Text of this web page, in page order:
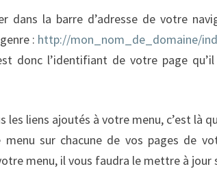
dans la barre d’adresse de votre
: http://mon_nom_de_domaine/
donc l’identifiant de votre page
les liens ajoutés à votre menu, c’est là
menu sur chacune de vos pages de
menu, il vous faudra le mettre à jour